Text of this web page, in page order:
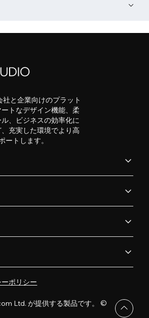
と企業向けのプラット
トなデザイン機能、柔
、ビジネスの効率化に
充実した環境でより高
ートします。
ポリシー
Ltd. が提供する製品です。 ©